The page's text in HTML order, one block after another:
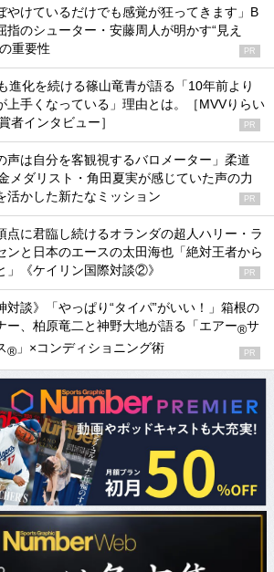
やけているだけでも感覚が狂ってきます」B
指のシューター・安藤周人が明かす“見え
重要性
PR
進化を続ける篠山竜青が語る「10年前より
上手くなっている」理由とは。［MVVりらい
者インタビュー］
PR
声は自分を客観視するバロメーター」柔道
メダリスト・角田夏実が感じていた声の力
活かした新たなミッション
PR
点に君臨し続けるオランダの超人ハリー・ラ
ンと日本のエースの太田海也「絶対王者から
」《ケイリン国際対談②》
PR
対談》「やっぱり“タイパ”がいい！」箱根の
ー、柏原竜二と神野大地が語る「エアー®サ
® 」×コンディショニング術 PR